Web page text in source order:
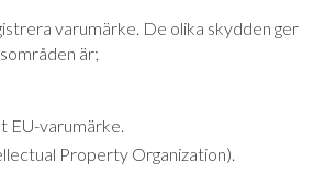
varumärke. De olika skydden ger
är;
EU-varumärke.
Property Organization).